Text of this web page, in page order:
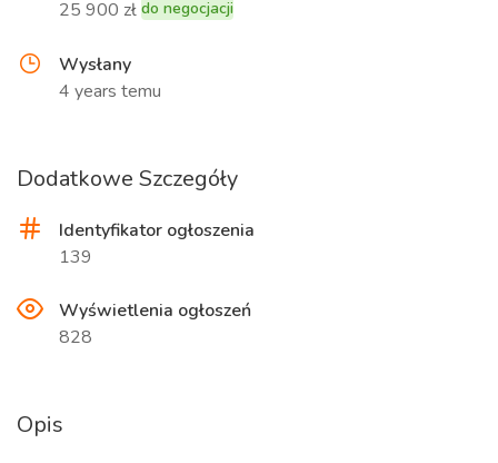
25 900 zł do negocjacji
Wysłany
4 years temu
Dodatkowe Szczegóły
Identyfikator ogłoszenia
139
Wyświetlenia ogłoszeń
828
Opis